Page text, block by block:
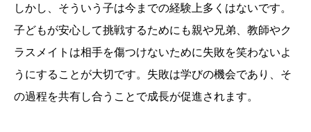
しかし、そういう子は今までの経験上多くはないです。
子どもが安心して挑戦するためにも親や兄弟、教師やク
ラスメイトは相手を傷つけないために失敗を笑わないよ
うにすることが大切です。失敗は学びの機会であり、そ
の過程を共有し合うことで成長が促進されます。